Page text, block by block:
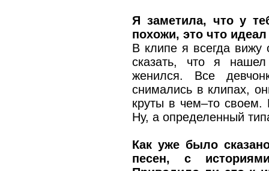
Я заметила, что у
похожи, это что
В клипе я всегда вижу
сказать, что я
женился. Все
снимались в клипах,
круты в чем–то своем.
Ну, а определенный
Как уже было
песен, с